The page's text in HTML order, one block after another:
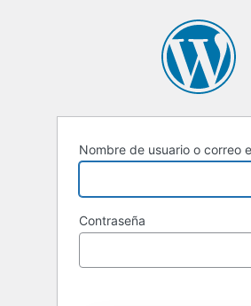
Nombre de usuario o correo
Contraseña